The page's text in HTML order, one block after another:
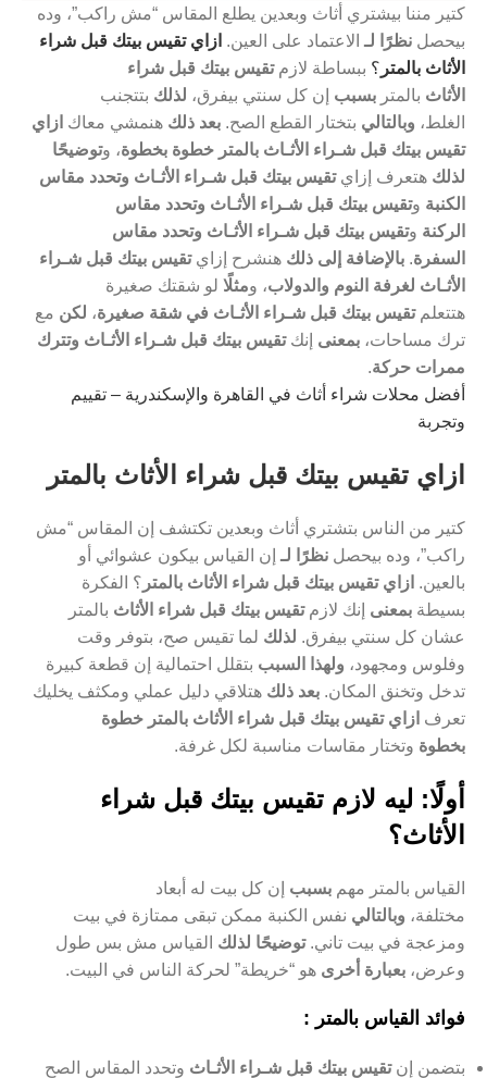
كتير مننا بيشتري أثاث وبعدين يطلع المقاس “مش راكب”، وده
بيحصل نظرًا لـ الاعتماد على العين. ازاي تقيس بيتك قبل شراء
الأثاث بالمتر ؟ ببساطة لازمتقيس بيتك قبل شراء
الأثاث بالمتر بسبب إن كل سنتي بيفرق، لذلك بتتجنب
الغلط، وبالتالي بتختار القطع الصح. بعد ذلك هنمشي معاك ازاي
تقيس بيتك قبل شـراء الأثـاث بالمتر خطوة بخطوة، وتوضيحًا
لذلك هتعرف إزايتقيس بيتك قبل شـراء الأثـاث وتحدد مقاس
الكنبة وتقيس بيتك قبل شـراء الأثـاث وتحدد مقاس
الركنة وتقيس بيتك قبل شـراء الأثـاث وتحدد مقاس
السفرة. بالإضافة إلى ذلك هنشرح إزايتقيس بيتك قبل شـراء
الأثـاث لغرفة النوم والدولاب، ومثلًا لو شقتك صغيرة
هتتعلمتقيس بيتك قبل شـراء الأثـاث في شقة صغيرة، لكن مع
ترك مساحات، بمعنى إنكتقيس بيتك قبل شـراء الأثـاث وتترك
ممرات حركة.
أفضل محلات شراء أثاث في القاهرة والإسكندرية – تقييم
وتجربة
ازاي تقيس بيتك قبل شراء الأثاث بالمتر
كتير من الناس بتشتري أثاث وبعدين تكتشف إن المقاس “مش
راكب”، وده بيحصل نظرًا لـ إن القياس بيكون عشوائي أو
بالعين. ازاي تقيس بيتك قبل شراء الأثاث بالمتر ؟ الفكرة
بسيطة بمعنى إنك لازمتقيس بيتك قبل شراء الأثاث بالمتر
عشان كل سنتي بيفرق. لذلك لما تقيس صح، بتوفر وقت
وفلوس ومجهود، ولهذا السبب بتقلل احتمالية إن قطعة كبيرة
تدخل وتخنق المكان. بعد ذلك هتلاقي دليل عملي ومكثف يخليك
تعرف ازاي تقيس بيتك قبل شراء الأثاث بالمتر خطوة
بخطوة وتختار مقاسات مناسبة لكل غرفة.
أولًا: ليه لازم تقيس بيتك قبل شراء
الأثاث؟
القياس بالمتر مهم بسبب إن كل بيت له أبعاد
مختلفة، وبالتالي نفس الكنبة ممكن تبقى ممتازة في بيت
ومزعجة في بيت تاني.توضيحًا لذلك القياس مش بس طول
وعرض، بعبارة أخرى هو “خريطة” لحركة الناس في البيت.
فوائد القياس بالمتر :
بتضمن إنتقيس بيتك قبل شـراء الأثـاث وتحدد المقاس الصح